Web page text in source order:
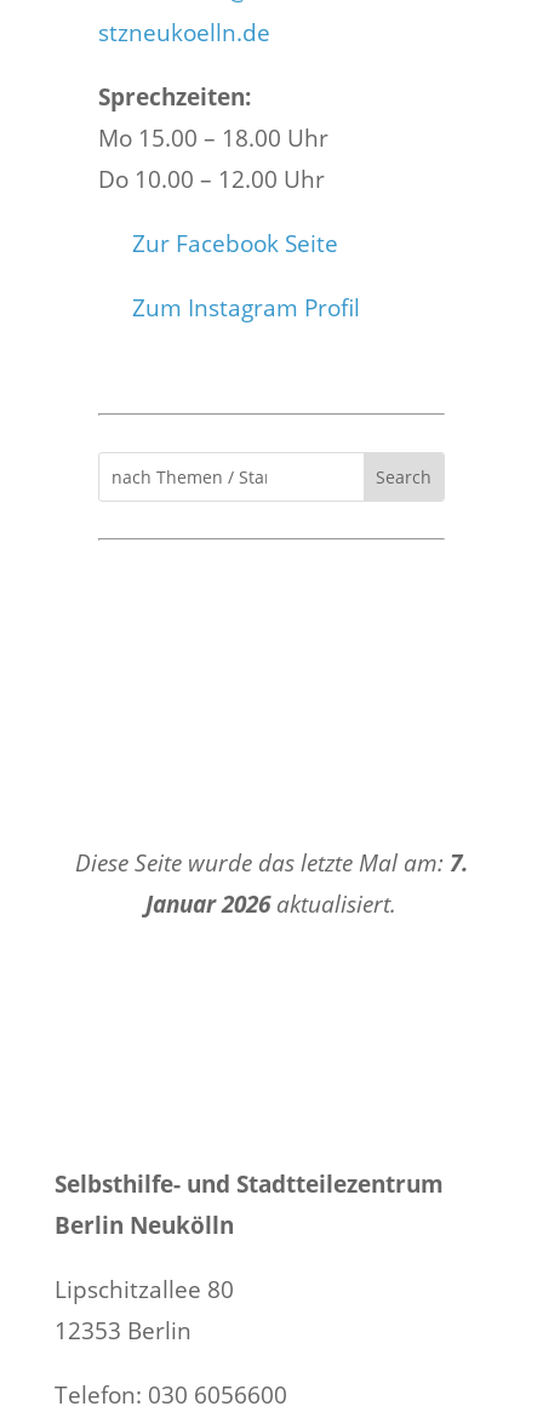
stzneukoelln.de
Sprechzeiten:
Mo 15.00 – 18.00 Uhr
Do 10.00 – 12.00 Uhr
Zur Facebook Seite
Zum Instagram Profil
Diese Seite wurde das letzte Mal am: 7.
Januar 2026aktualisiert.
Selbsthilfe- und Stadtteilezentrum
Berlin Neukölln
Lipschitzallee 80
12353 Berlin
Telefon: 030 6056600